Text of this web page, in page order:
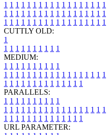
1 1 1 1 1 1 1 1 1 1 1 1 1 1 1 1 1 1
1 1 1 1 1 1 1 1 1 1 1 1 1 1 1 1 1 1
1 1 1 1 1 1 1 1 1 1 1 1 1 1 1 1 1 1
CUTTLY OLD:
1
1 1 1 1 1 1 1 1 1 1
MEDIUM:
1 1 1 1 1 1 1 1 1 1
1 1 1 1 1 1 1 1 1 1 1 1 1 1 1 1 1 1
1 1 1 1 1 1 1 1 1 1 1 1 1 1
PARALLELS:
1 1 1 1 1 1 1 1 1 1
1 1 1 1 1 1 1 1 1 1 1 1 1 1 1 1 1 1
1 1 1 1 1 1 1 1 1 1 1 1 1 1
URL PARAMETER: